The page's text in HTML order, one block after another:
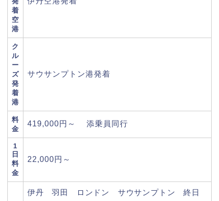
着
空
港
ク
ル
ー
ズ
発
着
港
サウサンプトン港発着
料
金
419,000円～ 添乗員同行
1
日
料
金
22,000円～
伊丹 羽田 ロンドン サウサンプトン 終日